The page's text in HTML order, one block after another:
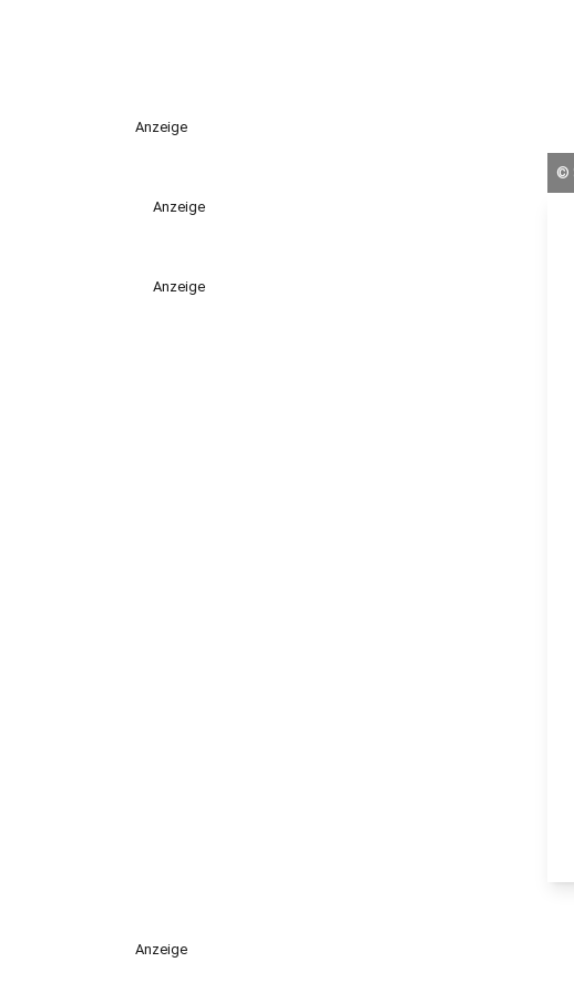
Anzeige
Anzeige
Anzeige
©
Anzeige